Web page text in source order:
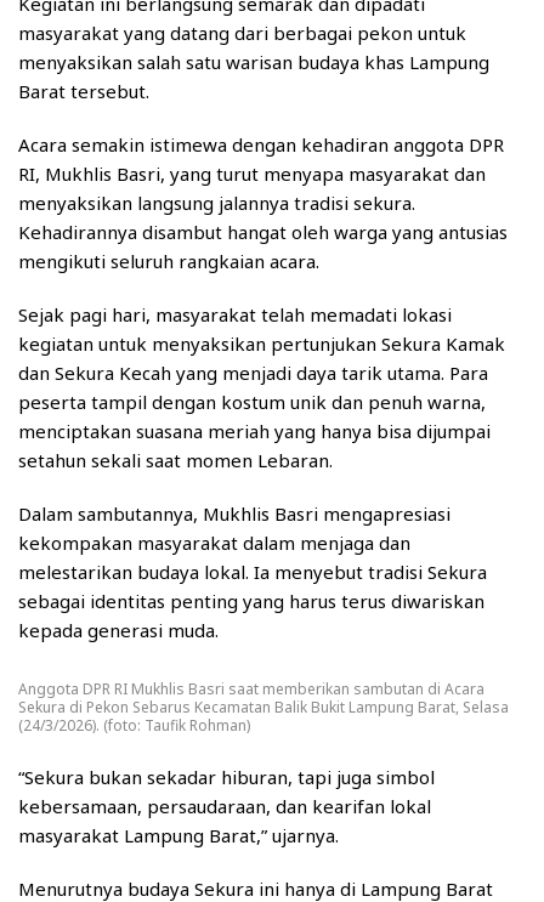
masyarakat yang datang dari berbagai pekon untuk
menyaksikan salah satu warisan budaya khas Lampung
Barat tersebut.
Acara semakin istimewa dengan kehadiran anggota DPR
RI, Mukhlis Basri, yang turut menyapa masyarakat dan
menyaksikan langsung jalannya tradisi sekura.
Kehadirannya disambut hangat oleh warga yang antusias
mengikuti seluruh rangkaian acara.
Sejak pagi hari, masyarakat telah memadati lokasi
kegiatan untuk menyaksikan pertunjukan Sekura Kamak
dan Sekura Kecah yang menjadi daya tarik utama. Para
peserta tampil dengan kostum unik dan penuh warna,
menciptakan suasana meriah yang hanya bisa dijumpai
setahun sekali saat momen Lebaran.
Dalam sambutannya, Mukhlis Basri mengapresiasi
kekompakan masyarakat dalam menjaga dan
melestarikan budaya lokal. Ia menyebut tradisi Sekura
sebagai identitas penting yang harus terus diwariskan
kepada generasi muda.
Anggota DPR RI Mukhlis Basri saat memberikan sambutan di Acara
Sekura di Pekon Sebarus Kecamatan Balik Bukit Lampung Barat, Selasa
(24/3/2026). (foto: Taufik Rohman)
“Sekura bukan sekadar hiburan, tapi juga simbol
kebersamaan, persaudaraan, dan kearifan lokal
masyarakat Lampung Barat,” ujarnya.
Menurutnya budaya Sekura ini hanya di Lampung Barat